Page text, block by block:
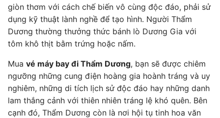
giòn thơm với cách chế biến vô cùng độc đáo, phải sử
dụng kỹ thuật lành nghề để tạo hình. Người Thẩm
Dương thường thưởng thức bánh lò Dương Gia với
tôm khô thịt bằm trứng hoặc nấm.
Mua vé máy bay đi Thẩm Dương, bạn sẽ được chiêm
ngưỡng những cung điện hoàng gia hoành tráng và uy
nghiêm, những di tích lịch sử độc đáo hay những danh
lam thắng cảnh với thiên nhiên tráng lệ khó quên. Bên
cạnh đó, Thẩm Dương còn là nơi hội tụ tinh hoa văn